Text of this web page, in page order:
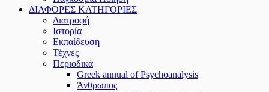
ΔΙΑΦΟΡΕΣ ΚΑΤΗΓΟΡΙΕΣ
Διατροφή
Ιστορία
Εκπαίδευση
Τέχνες
Περιοδικά
Greek annual of Psychoanalysis
Άνθρωπος